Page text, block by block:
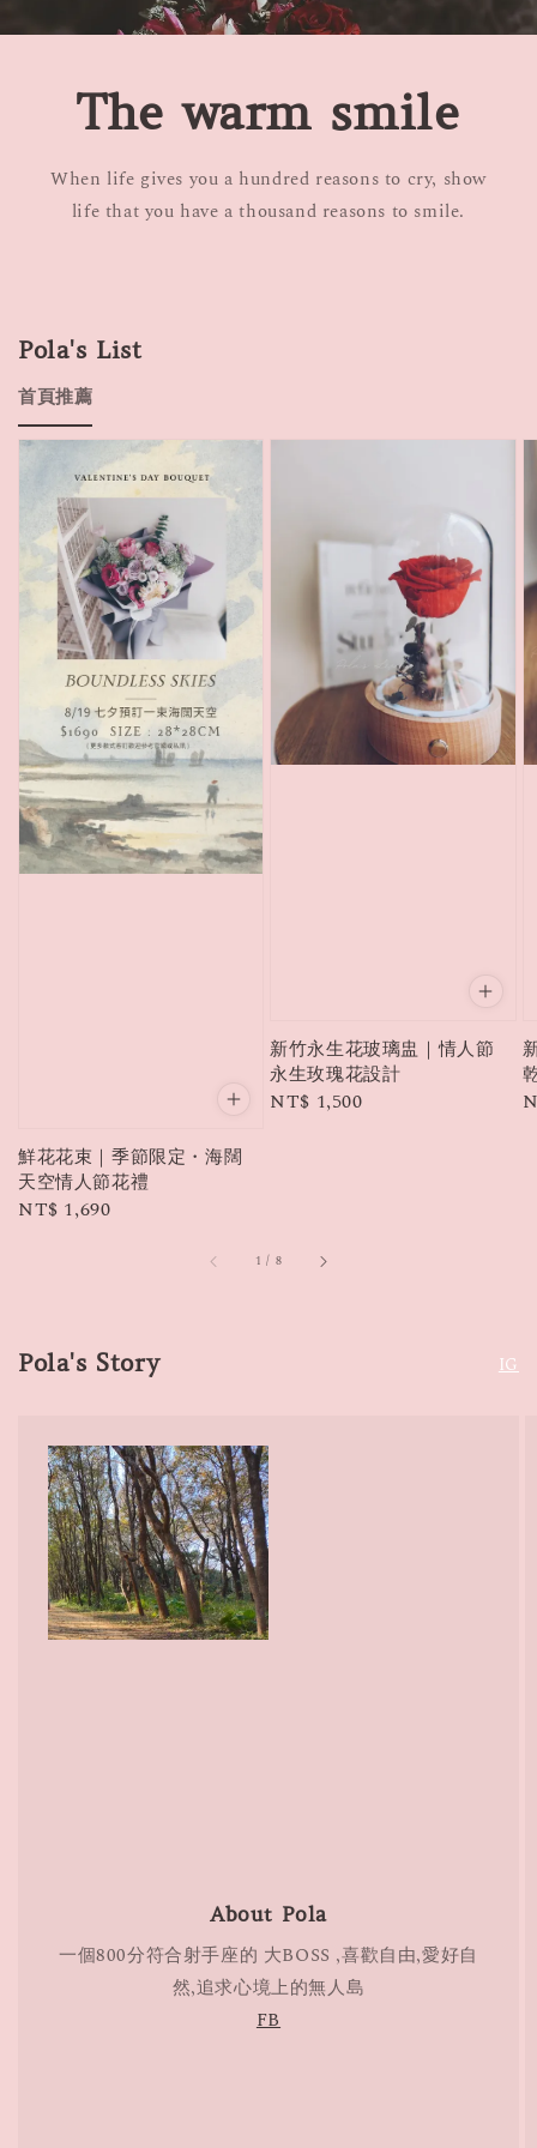
The warm smile
When life gives you a hundred reasons to cry, show
life that you have a thousand reasons to smile.
Pola's List
首頁推薦
鮮花花束｜季節限定・海闊
天空情人節花禮
Regular
NT$ 1,690
新竹永生花玻璃盅｜情人節
永生玫瑰花設計
Regular
NT$ 1,500
1 / 8
Pola's Story IG
About Pola
一個800分符合射手座的 大BOSS ,喜歡自由,愛好自
然,追求心境上的無人島
FB